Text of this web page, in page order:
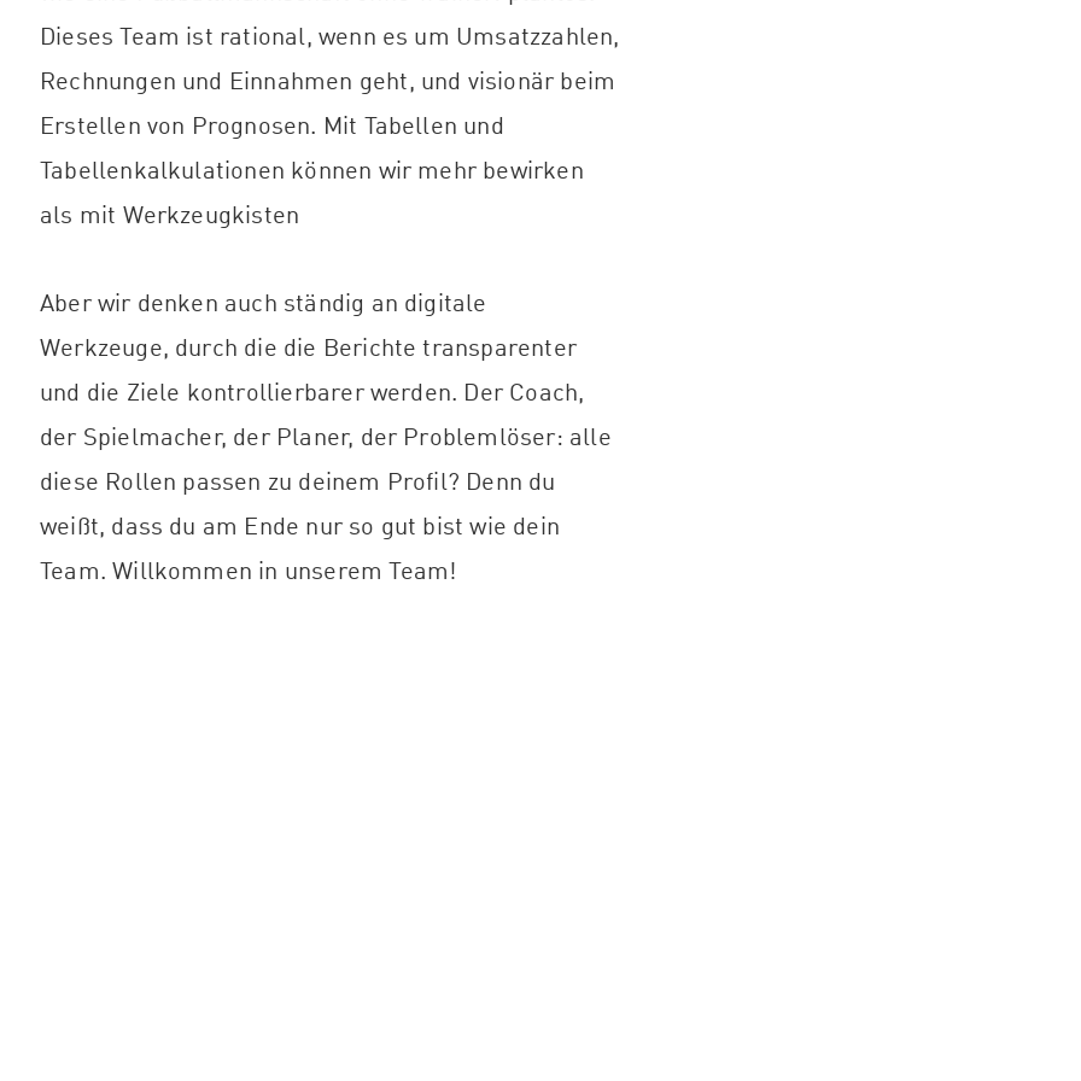
Dieses Team ist rational, wenn es um Umsatzzahlen,
Rechnungen und Einnahmen geht, und visionär beim
Erstellen von Prognosen. Mit Tabellen und
Tabellenkalkulationen können wir mehr bewirken
als mit Werkzeugkisten
Aber wir denken auch ständig an digitale
Werkzeuge, durch die die Berichte transparenter
und die Ziele kontrollierbarer werden. Der Coach,
der Spielmacher, der Planer, der Problemlöser: alle
diese Rollen passen zu deinem Profil? Denn du
weißt, dass du am Ende nur so gut bist wie dein
Team. Willkommen in unserem Team!